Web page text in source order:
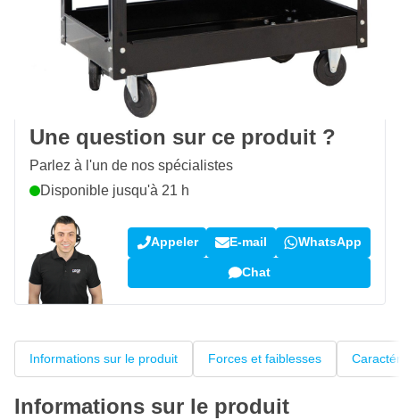
Commandez avant 23h59,
expédié aujourd'hui
Livraison gratuiteavec UPS
100 joursretours & échanges
Avis des clients:4,38/5
Une question sur ce produit ?
Parlez à l'un de nos spécialistes
Disponible jusqu'à 21 h
Appeler E-mail WhatsApp
Chat
Informations sur le produit Forces et faiblesses
Informations sur le produit